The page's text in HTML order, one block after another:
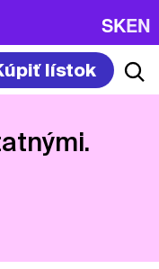
SKEN
lístok